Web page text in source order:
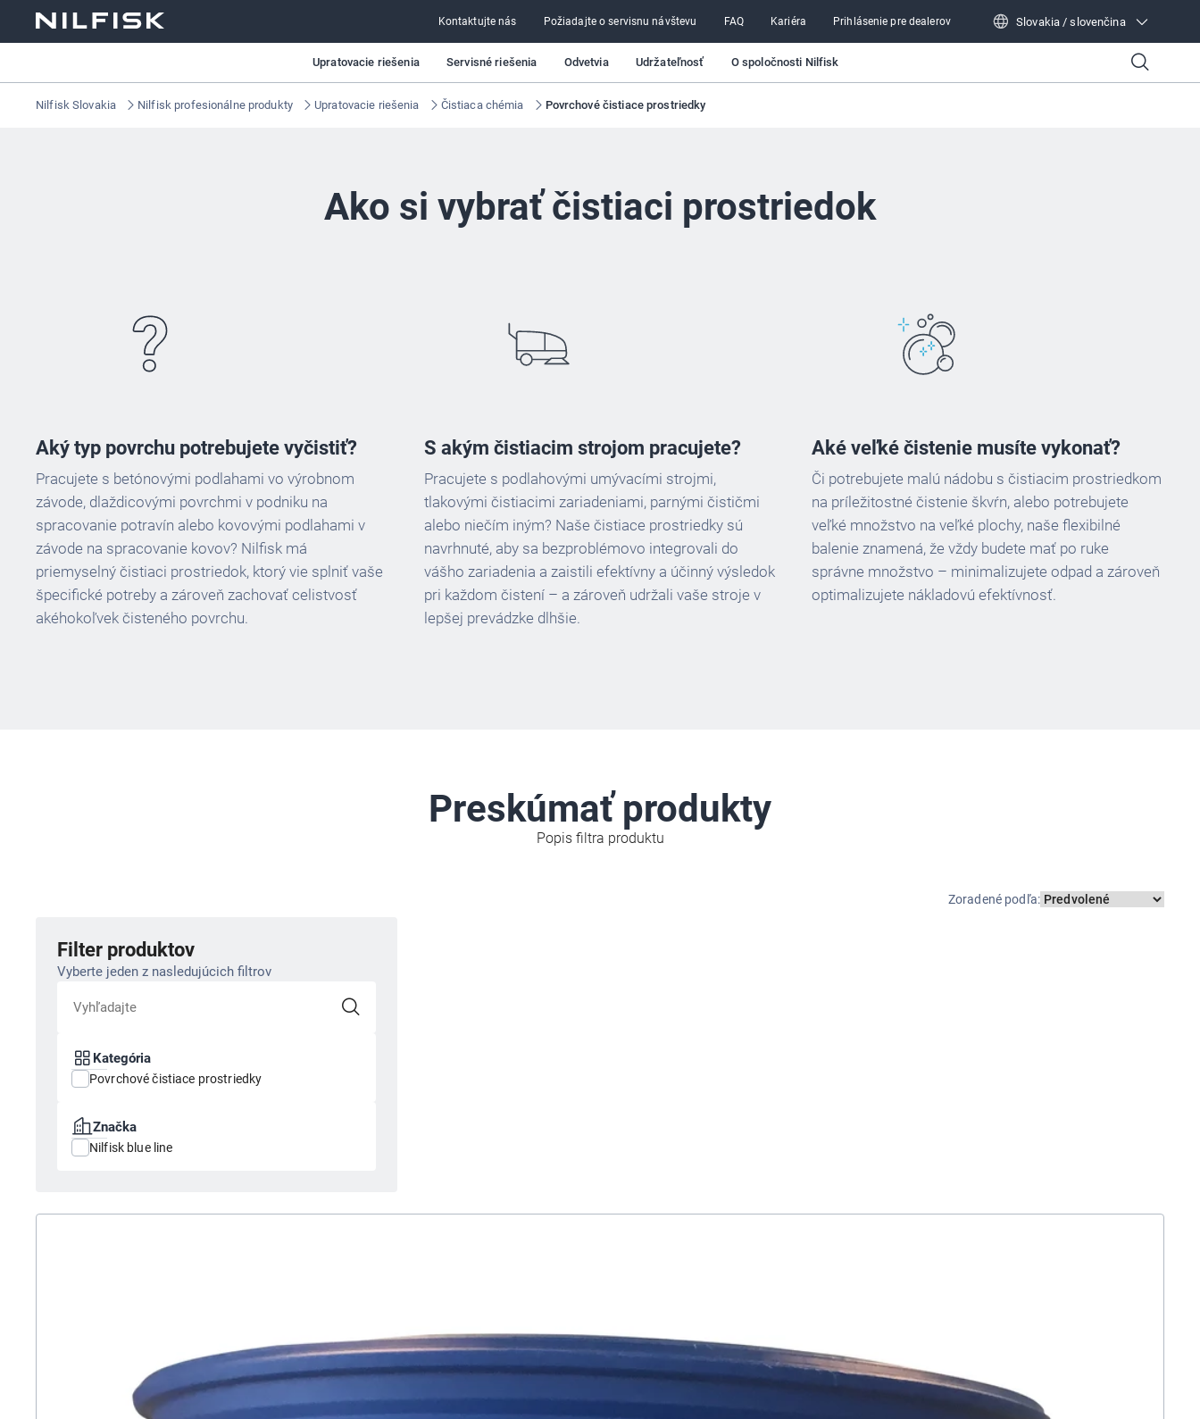
Kontaktujte nás Požiadajte o servisnu návštevu FAQ Kariéra Prihlásenie pre dealerov Slovakia / slovenčina
Upratovacie riešenia Servisné riešenia Odvetvia Udržateľnosť O spoločnosti Nilfisk
Nilfisk Slovakia Nilfisk profesionálne produkty Upratovacie riešenia Čistiaca chémia Povrchové čistiace prostriedky
Ako si vybrať čistiaci prostriedok
Aký typ povrchu potrebujete vyčistiť?
Pracujete s betónovými podlahami vo výrobnom
závode, dlaždicovými povrchmi v podniku na
spracovanie potravín alebo kovovými podlahami v
závode na spracovanie kovov? Nilfisk má
priemyselný čistiaci prostriedok, ktorý vie splniť vaše
špecifické potreby a zároveň zachovať celistvosť
akéhokoľvek čisteného povrchu.
S akým čistiacim strojom pracujete?
Pracujete s podlahovými umývacími strojmi,
tlakovými čistiacimi zariadeniami, parnými čističmi
alebo niečím iným? Naše čistiace prostriedky sú
navrhnuté, aby sa bezproblémovo integrovali do
vášho zariadenia a zaistili efektívny a účinný výsledok
pri každom čistení – a zároveň udržali vaše stroje v
lepšej prevádzke dlhšie.
Aké veľké čistenie musíte vykonať?
Či potrebujete malú nádobu s čistiacim prostriedkom
na príležitostné čistenie škvŕn, alebo potrebujete
veľké množstvo na veľké plochy, naše flexibilné
balenie znamená, že vždy budete mať po ruke
správne množstvo – minimalizujete odpad a zároveň
optimalizujete nákladovú efektívnosť.
Preskúmať produkty
Popis filtra produktu
Zoradené podľa:
Filter produktov
Vyberte jeden z nasledujúcich filtrov
Kategória
Povrchové čistiace prostriedky
Značka
Nilfisk blue line